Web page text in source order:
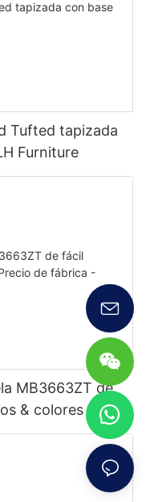
Tufted tapizada
Furniture
MB3663ZT de
& colores Precio